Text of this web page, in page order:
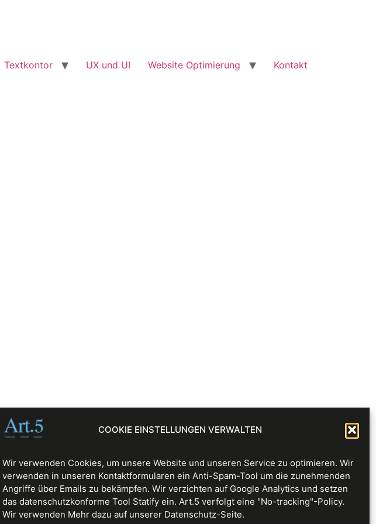
COOKIE EINSTELLUNGEN VERWALTEN
Wir verwenden Cookies, um unsere Website und unseren Service zu optimieren. Wir
verwenden in unseren Kontaktformularen ein Anti-Spam-Tool um die zunehmenden
Angriffe über Emails zu bekämpfen. Wir verzichten auf Google Analytics und setzen
das datenschutzkonforme Tool Statify ein. Art.5 verfolgt eine "No-tracking"-Policy.
Wir verwenden Mehr dazu auf unserer Datenschutz-Seite.
Textkontor UX und UI Website Optimierung Kontakt
Alle Rechte vorbehalten